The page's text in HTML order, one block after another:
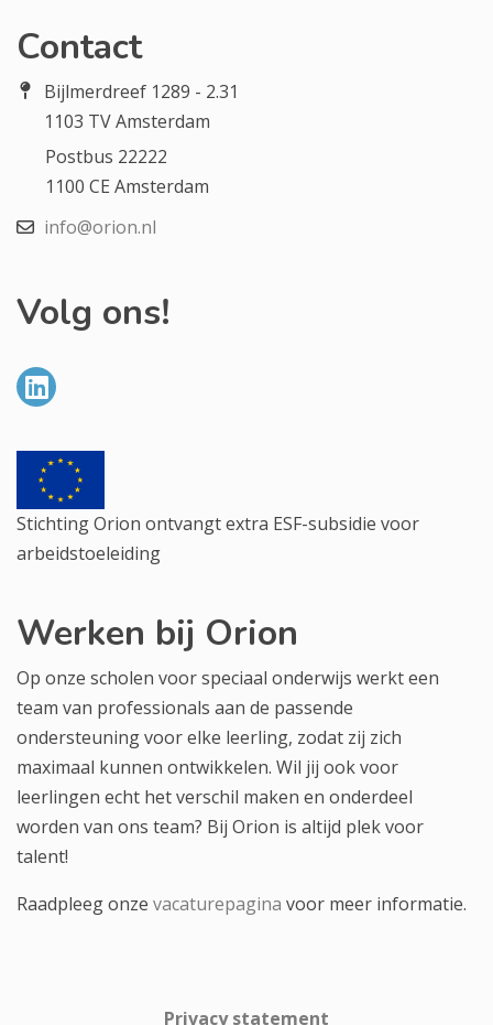
Contact
Bijlmerdreef 1289 - 2.31
1103 TV Amsterdam
Postbus 22222
1100 CE Amsterdam
info@orion.nl
Volg ons!
Stichting Orion ontvangt extra ESF-subsidie voor
arbeidstoeleiding
Werken bij Orion
Op onze scholen voor speciaal onderwijs werkt een
team van professionals aan de passende
ondersteuning voor elke leerling, zodat zij zich
maximaal kunnen ontwikkelen. Wil jij ook voor
leerlingen echt het verschil maken en onderdeel
worden van ons team? Bij Orion is altijd plek voor
talent!
Raadpleeg onze vacaturepagina voor meer informatie.
Privacy statement